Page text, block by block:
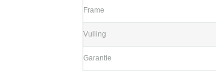
Frame
Vulling
Garantie